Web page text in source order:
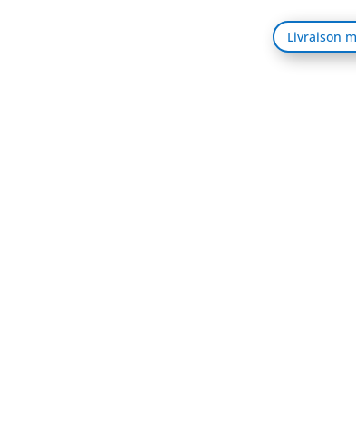
Livraison